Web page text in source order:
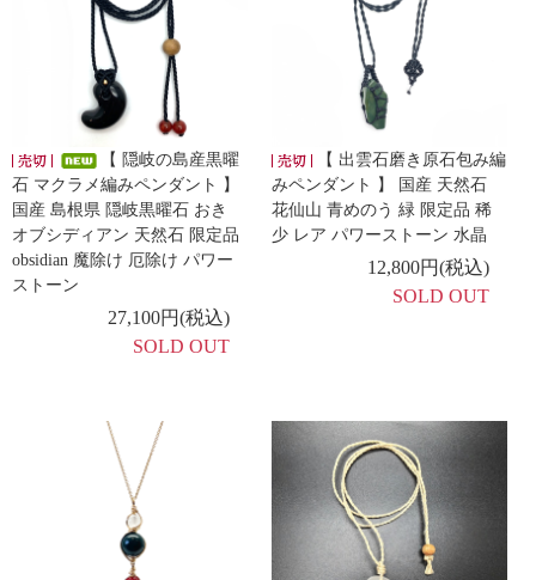
【 隠岐の島産黒曜
石 マクラメ編みペンダント 】
国産 島根県 隠岐黒曜石 おき
オブシディアン 天然石 限定品
obsidian 魔除け 厄除け パワー
ストーン
27,100円(税込)
SOLD OUT
【 出雲石磨き原石包み編
みペンダント 】 国産 天然石
花仙山 青めのう 緑 限定品 稀
少 レア パワーストーン 水晶
12,800円(税込)
SOLD OUT